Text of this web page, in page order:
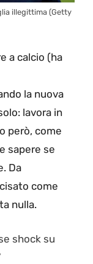
illegittima (Getty
a calcio (ha
la nuova
lavora in
però, come
sapere se
Da
come
nulla.
shock su